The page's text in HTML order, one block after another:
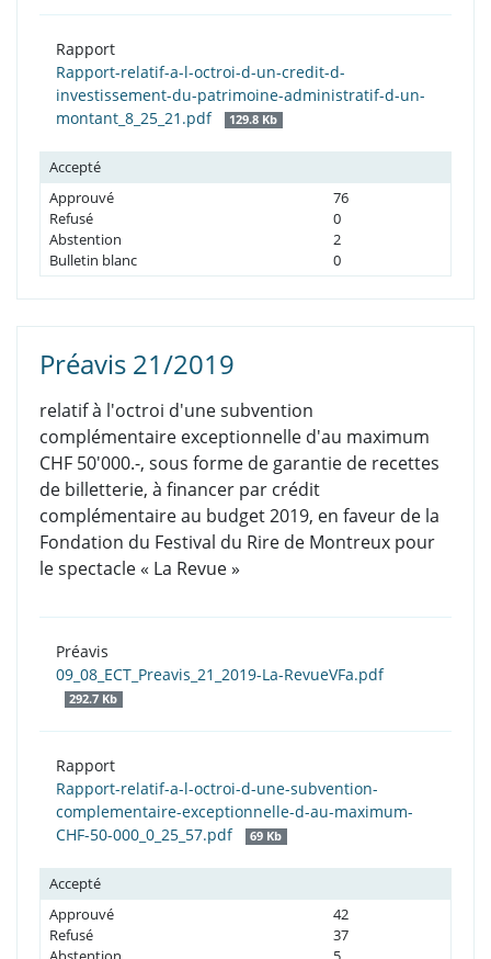
Rapport
Rapport-relatif-a-l-octroi-d-un-credit-d-
investissement-du-patrimoine-administratif-d-un-
montant_8_25_21.pdf
129.8 Kb
Accepté
Approuvé
76
Refusé
0
Abstention
2
Bulletin blanc
0
Préavis 21/2019
relatif à l'octroi d'une subvention
complémentaire exceptionnelle d'au maximum
CHF 50'000.-, sous forme de garantie de recettes
de billetterie, à financer par crédit
complémentaire au budget 2019, en faveur de la
Fondation du Festival du Rire de Montreux pour
le spectacle « La Revue »
Préavis
09_08_ECT_Preavis_21_2019-La-RevueVFa.pdf
292.7 Kb
Rapport
Rapport-relatif-a-l-octroi-d-une-subvention-
complementaire-exceptionnelle-d-au-maximum-
CHF-50-000_0_25_57.pdf
69 Kb
Accepté
Approuvé
42
Refusé
37